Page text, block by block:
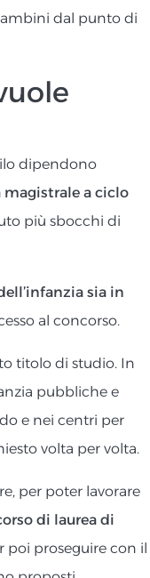
dal punto di
dipendono
magistrale a ciclo
più sbocchi di
sia in
al concorso.
titolo di studio. In
pubbliche e
e nei centri per
volta per volta.
per poter lavorare
di laurea di
poi proseguire con il